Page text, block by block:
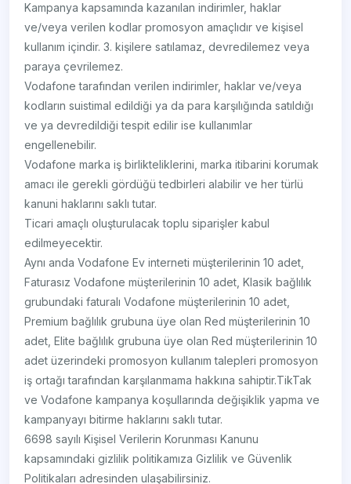
Kampanya kapsamında kazanılan indirimler, haklar
ve/veya verilen kodlar promosyon amaçlıdır ve kişisel
kullanım içindir. 3. kişilere satılamaz, devredilemez veya
paraya çevrilemez.
Vodafone tarafından verilen indirimler, haklar ve/veya
kodların suistimal edildiği ya da para karşılığında satıldığı
ve ya devredildiği tespit edilir ise kullanımlar
engellenebilir.
Vodafone marka iş birlikteliklerini, marka itibarini korumak
amacı ile gerekli gördüğü tedbirleri alabilir ve her türlü
kanuni haklarını saklı tutar.
Ticari amaçlı oluşturulacak toplu siparişler kabul
edilmeyecektir.
Aynı anda Vodafone Ev interneti müşterilerinin 10 adet,
Faturasız Vodafone müşterilerinin 10 adet, Klasik bağlılık
grubundaki faturalı Vodafone müşterilerinin 10 adet,
Premium bağlılık grubuna üye olan Red müşterilerinin 10
adet, Elite bağlılık grubuna üye olan Red müşterilerinin 10
adet üzerindeki promosyon kullanım talepleri promosyon
iş ortağı tarafından karşılanmama hakkına sahiptir.TikTak
ve Vodafone kampanya koşullarında değişiklik yapma ve
kampanyayı bitirme haklarını saklı tutar.
6698 sayılı Kişisel Verilerin Korunması Kanunu
kapsamındaki gizlilik politikamıza Gizlilik ve Güvenlik
Politikaları adresinden ulaşabilirsiniz.